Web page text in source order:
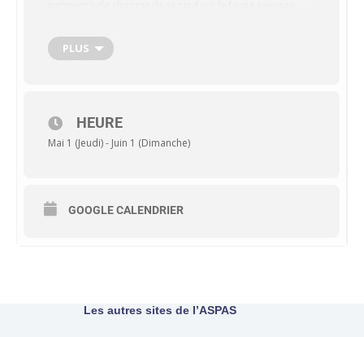
GratuitPLUS
HEURE
Mai 1 (Jeudi) - Juin 1 (Dimanche)
GOOGLE CALENDRIER
Les autres sites de l’ASPAS